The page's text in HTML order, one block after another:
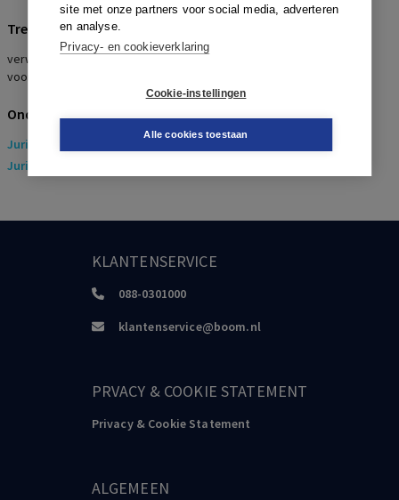
site met onze partners voor social media, adverteren
en analyse.
Privacy- en cookieverklaring
Cookie-instellingen
Alle cookies toestaan
Trefwoorden
verwijtbaar handelen, verstoorde arbeidsverhouding,
voorwaardelijke ontbinding, niet-ontvankelijkheid
Onderwerpen
Juridisch
Juridisch
KLANTENSERVICE
088-0301000
klantenservice@boom.nl
PRVACY & COOKIE STATEMENT
Privacy & Cookie Statement
ALGEMEEN